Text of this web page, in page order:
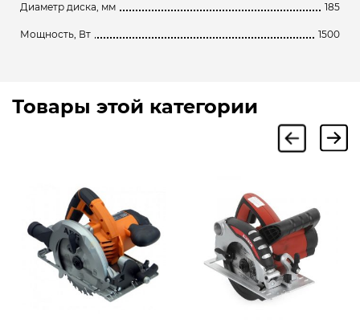
Диаметр диска, мм 185
Мощность, Вт 1500
Товары этой категории